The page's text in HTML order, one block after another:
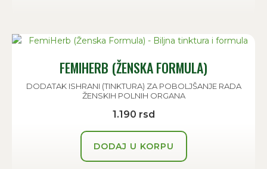
FEMIHERB (ŽENSKA FORMULA)
DODATAK ISHRANI (TINKTURA) ZA POBOLJŠANJE RADA
ŽENSKIH POLNIH ORGANA
1.190 rsd
DODAJ U KORPU